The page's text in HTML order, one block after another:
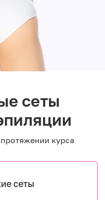
сеты
курса
сеты